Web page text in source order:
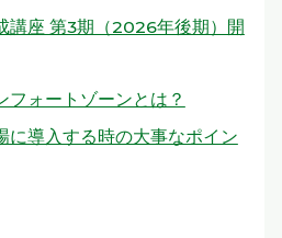
講座 第3期（2026年後期）開
フォートゾーンとは？
に導入する時の大事なポイン